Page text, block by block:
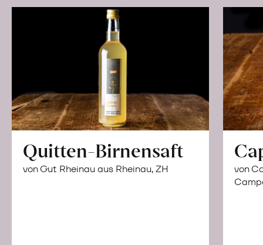
Quitten-Birnensaft
von Gut Rheinau aus Rheinau, ZH
von